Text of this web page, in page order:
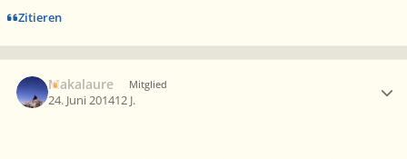
Zitieren
Makalaure Mitglied
24. Juni 201412 J.